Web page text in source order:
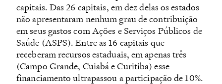
capitais. Das 26 capitais, em dez delas os estados
não apresentaram nenhum grau de contribuição
em seus gastos com Ações e Serviços Públicos de
Saúde (ASPS). Entre as 16 capitais que
receberam recursos estaduais, em apenas três
(Campo Grande, Cuiabá e Curitiba) esse
financiamento ultrapassou a participação de 10%.